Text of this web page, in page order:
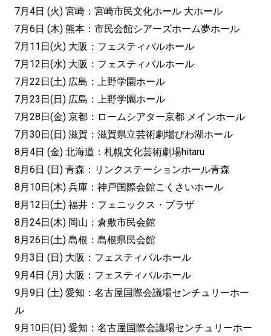
7月4日 (火) 宮崎：宮崎市民文化ホール 大ホール
7月6日 (木) 熊本：市民会館シアーズホーム夢ホール
7月11日(火) 大阪：フェスティバルホール
7月12日(水) 大阪：フェスティバルホール
7月22日(土) 広島：上野学園ホール
7月23日(日) 広島：上野学園ホール
7月28日(金) 京都：ロームシアター京都 メインホール
7月30日(日) 滋賀：滋賀県立芸術劇場びわ湖ホール
8月4日 (金) 北海道：札幌文化芸術劇場hitaru
8月6日 (日) 青森：リンクステーションホール青森
8月10日(木) 兵庫：神戸国際会館こくさいホール
8月12日(土) 福井：フェニックス・プラザ
8月24日(木) 岡山：倉敷市民会館
8月26日(土) 島根：島根県民会館
9月3日 (日) 大阪：フェスティバルホール
9月4日 (月) 大阪：フェスティバルホール
9月9日 (土) 愛知：名古屋国際会議場センチュリーホー
ル
9月10日(日) 愛知：名古屋国際会議場センチュリーホー